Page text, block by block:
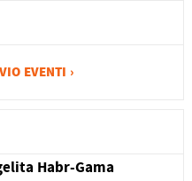
EVENTI ›
Habr-Gama